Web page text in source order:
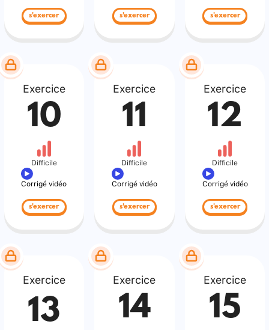
s'exercer s'exercer s'exercer
Exercice
10
Difficile
Corrigé vidéo
s'exercer
Exercice
11
Difficile
Corrigé vidéo
s'exercer
Exercice
12
Difficile
Corrigé vidéo
s'exercer
Exercice
13
Exercice
14
Exercice
15